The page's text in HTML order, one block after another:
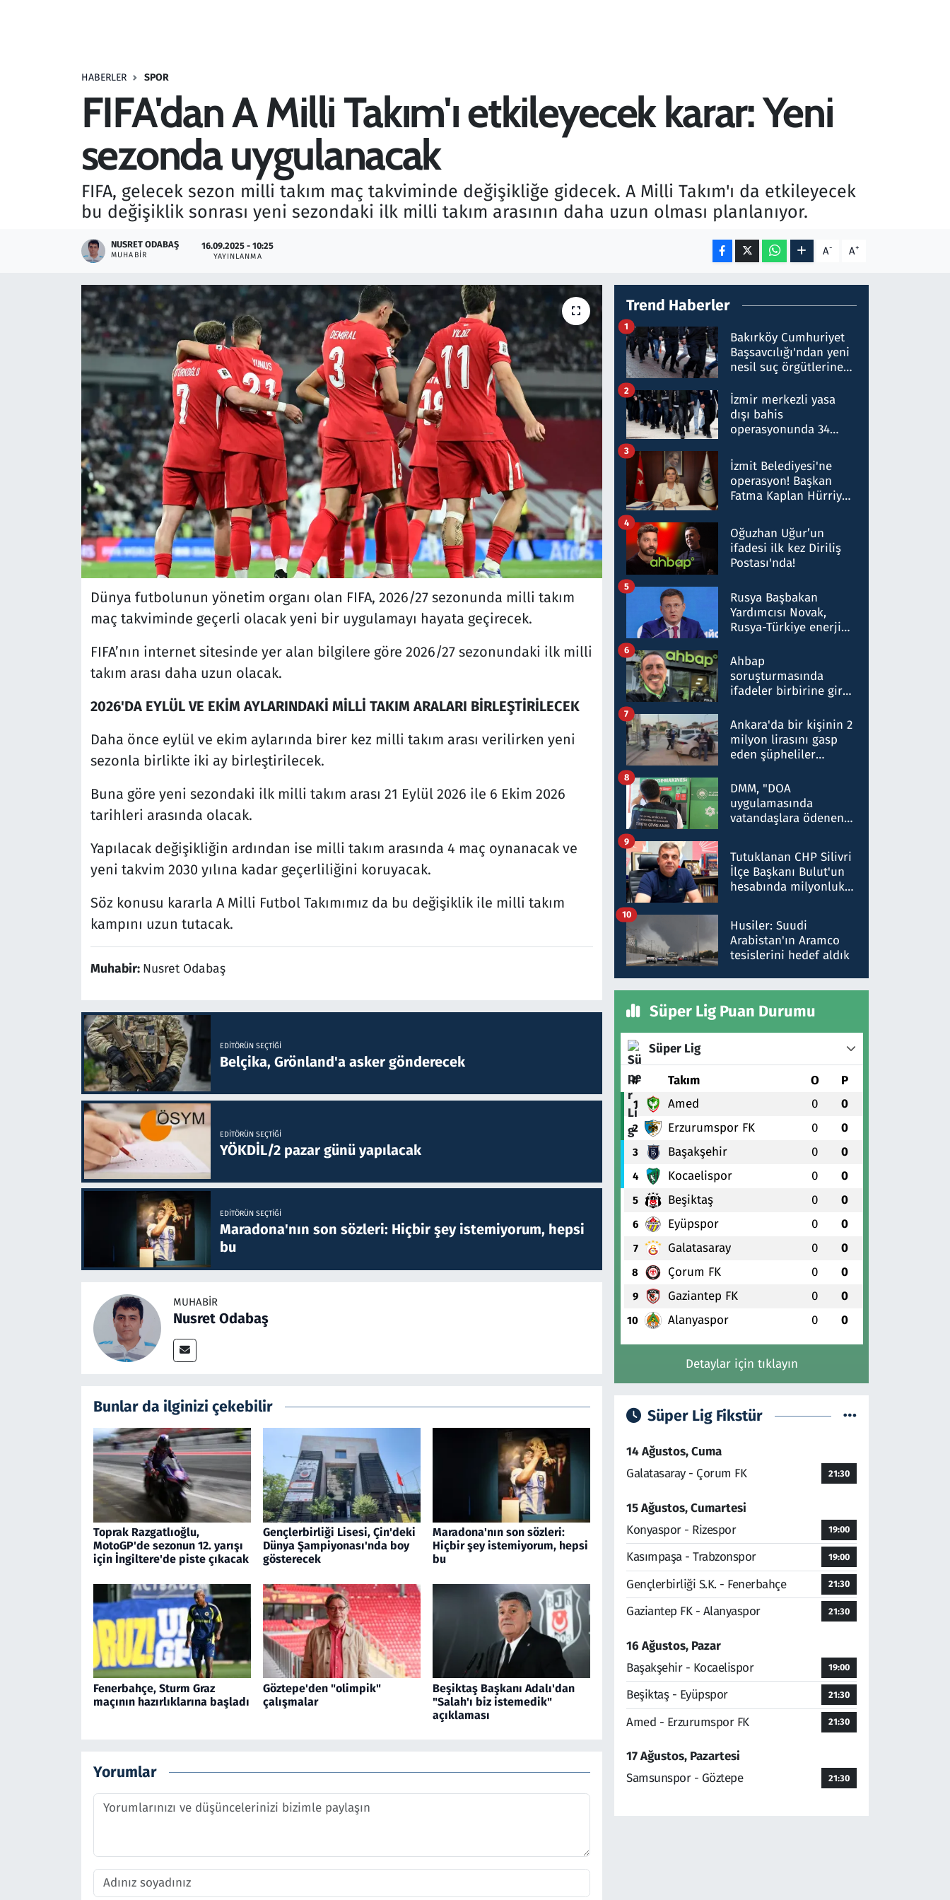
HABERLER SPOR
FIFA'dan A Milli Takım'ı etkileyecek karar: Yeni
sezonda uygulanacak
FIFA, gelecek sezon milli takım maç takviminde değişikliğe gidecek. A Milli Takım'ı da etkileyecek
bu değişiklik sonrası yeni sezondaki ilk milli takım arasının daha uzun olması planlanıyor.
NUSRET ODABAŞ
MUHABIR
16.09.2025 - 10:25
YAYINLANMA A- A+
Dünya futbolunun yönetim organı olan FIFA, 2026/27 sezonunda milli takım
maç takviminde geçerli olacak yeni bir uygulamayı hayata geçirecek.
FIFA’nın internet sitesinde yer alan bilgilere göre 2026/27 sezonundaki ilk milli
takım arası daha uzun olacak.
2026'DA EYLÜL VE EKİM AYLARINDAKİ MİLLİ TAKIM ARALARI BİRLEŞTİRİLECEK
Daha önce eylül ve ekim aylarında birer kez milli takım arası verilirken yeni
sezonla birlikte iki ay birleştirilecek.
Buna göre yeni sezondaki ilk milli takım arası 21 Eylül 2026 ile 6 Ekim 2026
tarihleri arasında olacak.
Yapılacak değişikliğin ardından ise milli takım arasında 4 maç oynanacak ve
yeni takvim 2030 yılına kadar geçerliliğini koruyacak.
Söz konusu kararla A Milli Futbol Takımımız da bu değişiklik ile milli takım
kampını uzun tutacak.
Muhabir: Nusret Odabaş
EDITÖRÜN SEÇTIĞI
Belçika, Grönland'a asker gönderecek
EDITÖRÜN SEÇTIĞI
YÖKDİL/2 pazar günü yapılacak
EDITÖRÜN SEÇTIĞI
Maradona'nın son sözleri: Hiçbir şey istemiyorum, hepsi
bu
MUHABIR
Nusret Odabaş
Bunlar da ilginizi çekebilir
Toprak Razgatlıoğlu,
MotoGP'de sezonun 12. yarışı
için İngiltere'de piste çıkacak
Gençlerbirliği Lisesi, Çin'deki
Dünya Şampiyonası'nda boy
gösterecek
Maradona'nın son sözleri:
Hiçbir şey istemiyorum, hepsi
bu
Fenerbahçe, Sturm Graz
maçının hazırlıklarına başladı
Göztepe'den "olimpik"
çalışmalar
Beşiktaş Başkanı Adalı'dan
"Salah'ı biz istemedik"
açıklaması
Yorumlar
Trend Haberler
Bakırköy Cumhuriyet
Başsavcılığı'ndan yeni
nesil suç örgütlerine
hakkında gözaltı kararı
1
İzmir merkezli yasa
dışı bahis
operasyonunda 34
Milyar liralık para
trafiği tespit edildi
2
İzmit Belediyesi'ne
operasyon! Başkan
Fatma Kaplan Hürriyet
3
Oğuzhan Uğur’un
ifadesi ilk kez Diriliş
Postası'nda!
4
Rusya Başbakan
Yardımcısı Novak,
Rusya-Türkiye enerji
nitelikte olduğunu
belirtti
5
Ahbap
soruşturmasında
ifadeler birbirine girdi:
ifadelerinden ortaya
çıkan tablo şok etti
6
Ankara'da bir kişinin 2
milyon lirasını gasp
eden şüpheliler
7
DMM, "DOA
uygulamasında
vatandaşlara ödenen
düşürüldüğü" iddiasını
yalanladı
8
Tutuklanan CHP Silivri
İlçe Başkanı Bulut'un
hesabında milyonluk
talimat verdi, ben
gönderdim
9
Husiler: Suudi
Arabistan'ın Aramco
tesislerini hedef aldık
10
Süper Lig Puan Durumu
Süper Lig
# Takım O P
1 Amed 0 0
2 Erzurumspor FK 0 0
3 Başakşehir 0 0
4 Kocaelispor 0 0
5 Beşiktaş 0 0
6 Eyüpspor 0 0
7 Galatasaray 0 0
8 Çorum FK 0 0
9 Gaziantep FK 0 0
10 Alanyaspor 0 0
Detaylar için tıklayın
Süper Lig Fikstür
14 Ağustos, Cuma
Galatasaray - Çorum FK
21:30
15 Ağustos, Cumartesi
Konyaspor - Rizespor
19:00
Kasımpaşa - Trabzonspor 19:00
Gençlerbirliği S.K. - Fenerbahçe 21:30
Gaziantep FK - Alanyaspor 21:30
16 Ağustos, Pazar
Başakşehir - Kocaelispor
19:00
Beşiktaş - Eyüpspor 21:30
Amed - Erzurumspor FK 21:30
17 Ağustos, Pazartesi
Samsunspor - Göztepe
21:30
Teknoloji ve Bilim
Televizyon